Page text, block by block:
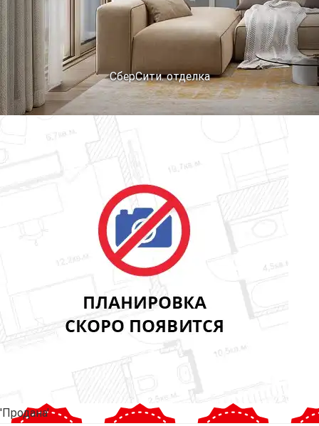
СберСити. отделка
'Продана'